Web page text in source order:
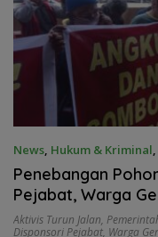
News, Hukum & Kriminal,
Penebangan
Pejabat, Warga
Aktivis Turun Jalan,
Disponsori Pejabat, Warga